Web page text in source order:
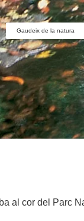
Gaudeix de la natura
al cor del Parc